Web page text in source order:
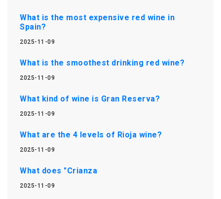
What is the most expensive red wine in
Spain?
2025-11-09
What is the smoothest drinking red wine?
2025-11-09
What kind of wine is Gran Reserva?
2025-11-09
What are the 4 levels of Rioja wine?
2025-11-09
What does "Crianza
2025-11-09